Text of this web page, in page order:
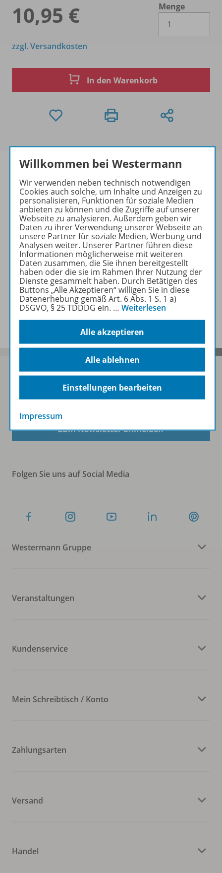
10,95 €
Menge
zzgl. Versandkosten
In den Warenkorb
Produktinformationen
Zugehörige Produkte
Digitale Unterrichtsmaterialien
Benachrichtigungs-Service
Sofort profitieren
Zum Newsletter anmelden
Folgen Sie uns auf Social Media
Westermann Gruppe
Veranstaltungen
Kundenservice
Mein Schreibtisch / Konto
Zahlungsarten
Versand
Handel
Willkommen bei Westermann
Wir verwenden neben technisch notwendigen
Cookies auch solche, um Inhalte und Anzeigen zu
personalisieren, Funktionen für soziale Medien
anbieten zu können und die Zugriffe auf unserer
Webseite zu analysieren. Außerdem geben wir
Daten zu ihrer Verwendung unserer Webseite an
unsere Partner für soziale Medien, Werbung und
Analysen weiter. Unserer Partner führen diese
Informationen möglicherweise mit weiteren
Daten zusammen, die Sie ihnen bereitgestellt
haben oder die sie im Rahmen Ihrer Nutzung der
Dienste gesammelt haben. Durch Betätigen des
Buttons „Alle Akzeptieren“ willigen Sie in diese
Datenerhebung gemäß Art. 6 Abs. 1 S. 1 a)
DSGVO, § 25 TDDDG ein. … Weiterlesen
Alle akzeptieren
Alle ablehnen
Einstellungen bearbeiten
Impressum